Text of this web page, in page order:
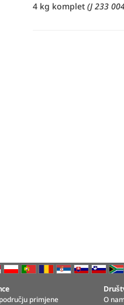
4 kg komplet (J 233
primjene
O